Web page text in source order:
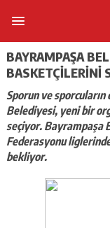
BAYRAMPAŞA
BASKETÇILERINI
Sporun ve
Belediyesi, yeni bir
seçiyor. Bayrampaşa
Federasyonu
bekliyor.